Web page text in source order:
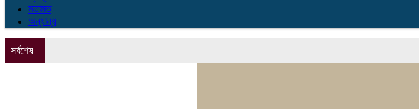
মতামত
অন্যান্য
সর্বশেষ